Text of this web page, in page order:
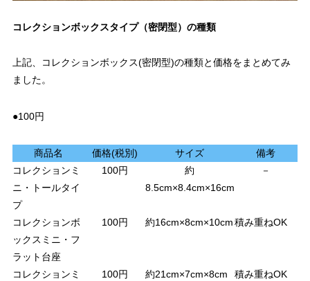
コレクションボックスタイプ（密閉型）の種類
上記、コレクションボックス(密閉型)の種類と価格をまとめてみ
ました。
●100円
商品名 価格(税別) サイズ
備考
コレクションミ
ニ・トールタイ
プ
100円
約
8.5cm×8.4cm×16cm
－
コレクションボ
ックスミニ・フ
ラット台座
100円 約16cm×8cm×10cm積み重ねOK
コレクションミ
100円 約21cm×7cm×8cm 積み重ねOK